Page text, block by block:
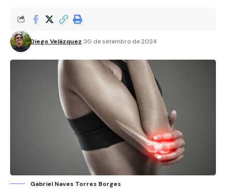
Diego Velázquez 30 de setembro de 2024
Gabriel Naves Torres Borges